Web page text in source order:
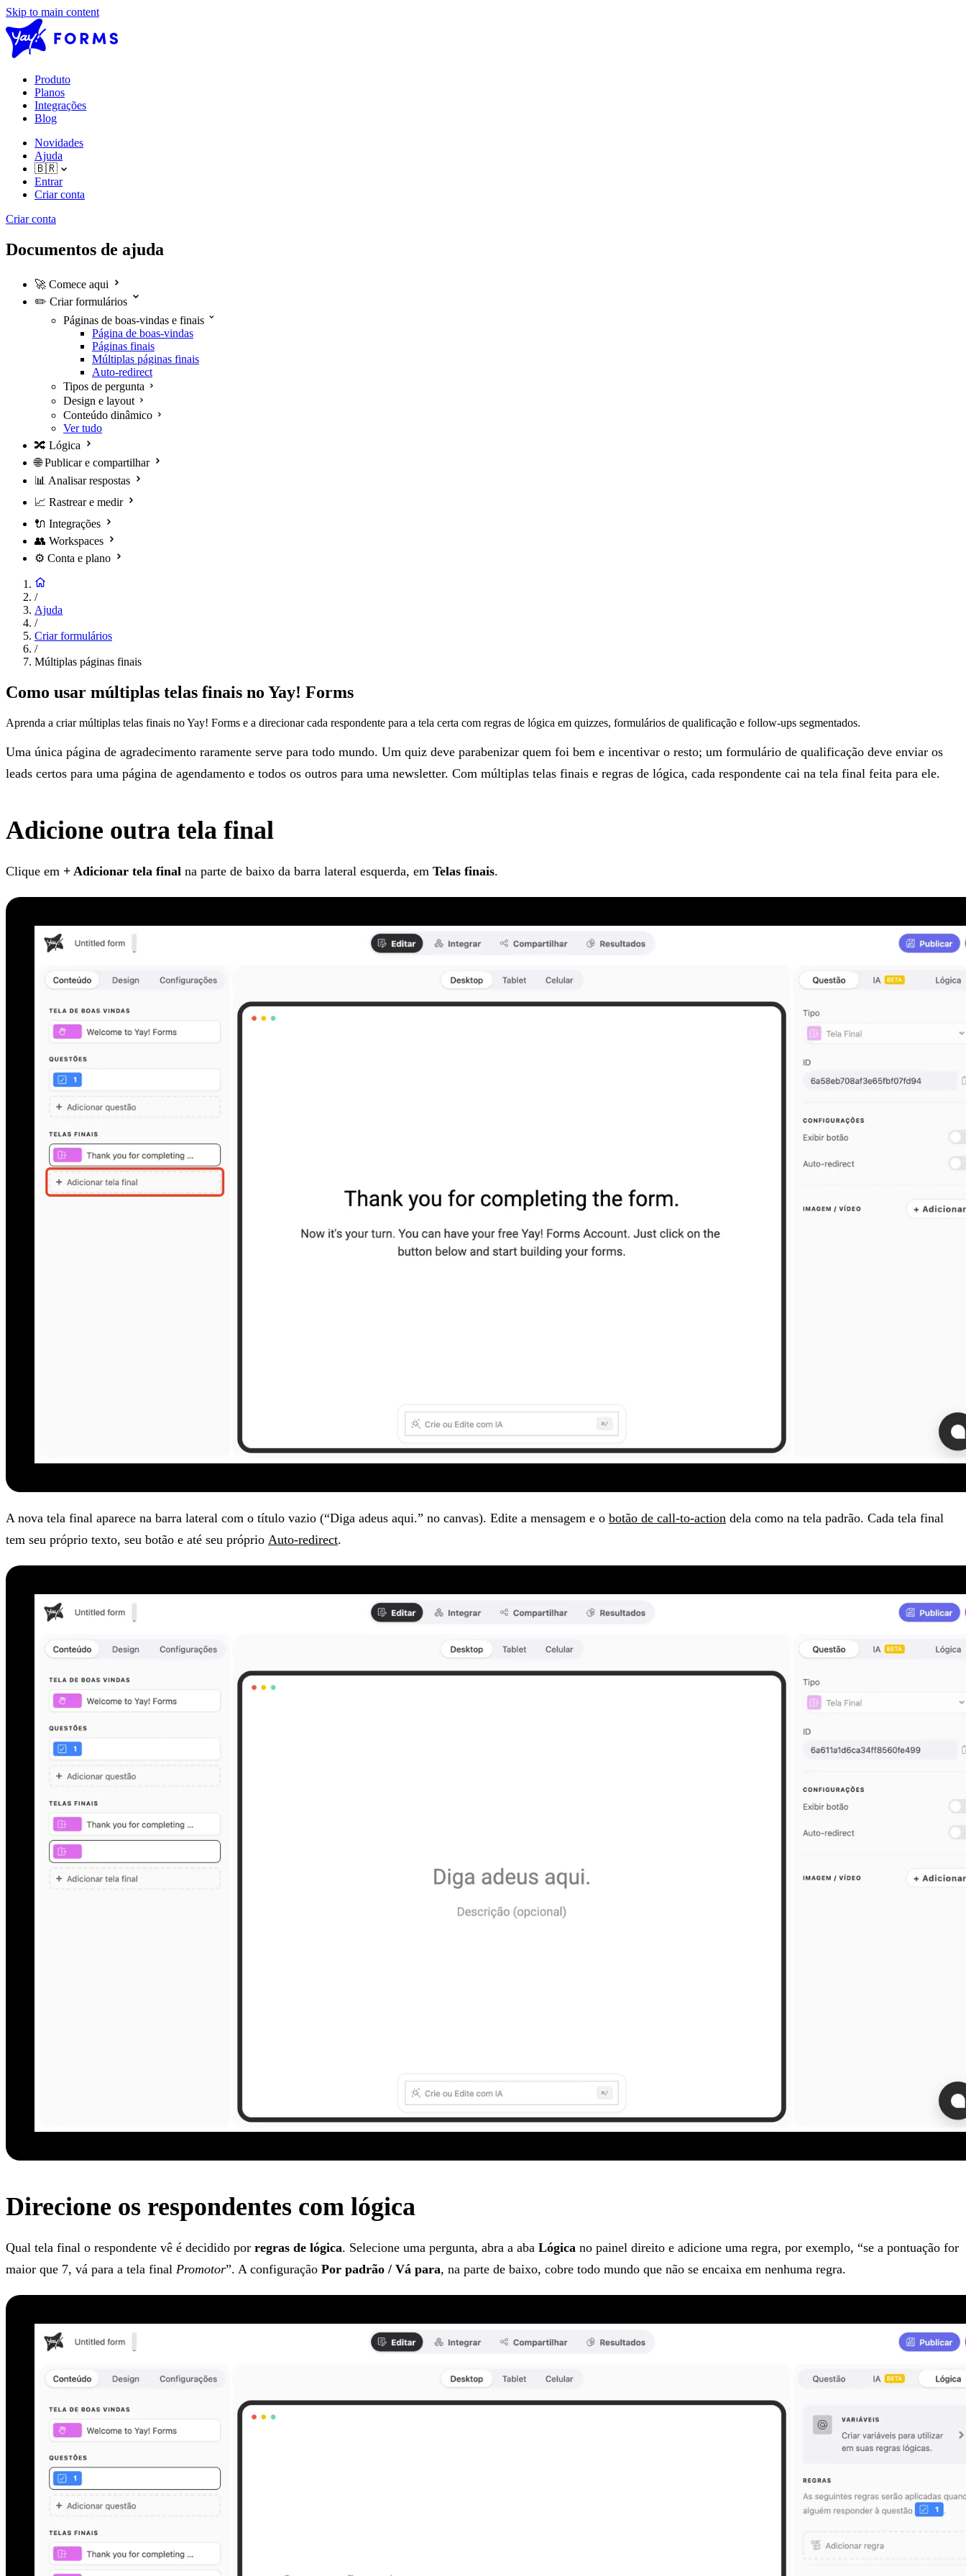
Skip to main content
Produto
Planos
Integrações
Blog
Novidades
Ajuda
🇧🇷
Entrar
Criar conta
Criar conta
Documentos de ajuda
🚀 Comece aqui
✏️ Criar formulários
Páginas de boas-vindas e finais
Página de boas-vindas
Páginas finais
Múltiplas páginas finais
Auto-redirect
Tipos de pergunta
Design e layout
Conteúdo dinâmico
Ver tudo
🔀 Lógica
🌐 Publicar e compartilhar
📊 Analisar respostas
📈 Rastrear e medir
🔌 Integrações
👥 Workspaces
⚙️ Conta e plano
/
Ajuda
/
Criar formulários
/
Múltiplas páginas finais
Como usar múltiplas telas finais no Yay! Forms
Aprenda a criar múltiplas telas finais no Yay! Forms e a direcionar cada respondente para a tela certa com regras de lógica em quizzes, formulários de qualificação e follow-ups segmentados.
Uma única página de agradecimento raramente serve para todo mundo. Um quiz deve parabenizar quem foi bem e incentivar o resto; um formulário de qualificação deve enviar os
leads certos para uma página de agendamento e todos os outros para uma newsletter. Com múltiplas telas finais e regras de lógica, cada respondente cai na tela final feita para ele.
Adicione outra tela final
Clique em + Adicionar tela final na parte de baixo da barra lateral esquerda, em Telas finais.
A nova tela final aparece na barra lateral com o título vazio (“Diga adeus aqui.” no canvas). Edite a mensagem e o botão de call-to-action dela como na tela padrão. Cada tela final
tem seu próprio texto, seu botão e até seu próprio Auto-redirect.
Direcione os respondentes com lógica
Qual tela final o respondente vê é decidido por regras de lógica. Selecione uma pergunta, abra a aba Lógica no painel direito e adicione uma regra, por exemplo, “se a pontuação for
maior que 7, vá para a tela final Promotor”. A configuração Por padrão / Vá para, na parte de baixo, cobre todo mundo que não se encaixa em nenhuma regra.